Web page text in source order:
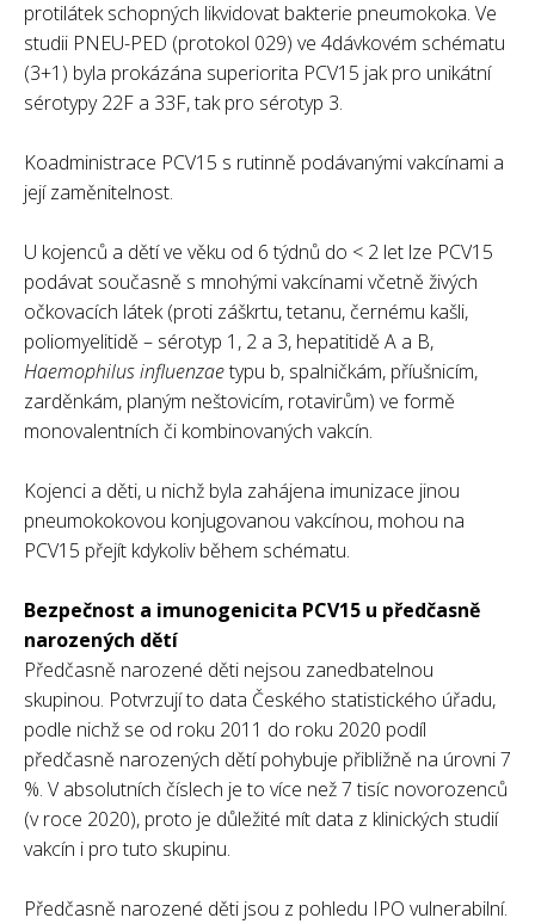
protilátek schopných likvidovat bakterie pneumokoka. Ve
studii PNEU-PED (protokol 029) ve 4dávkovém schématu
(3+1) byla prokázána superiorita PCV15 jak pro unikátní
sérotypy 22F a 33F, tak pro sérotyp 3.
Koadministrace PCV15 s rutinně podávanými vakcínami a
její zaměnitelnost.
U kojenců a dětí ve věku od 6 týdnů do < 2 let lze PCV15
podávat současně s mnohými vakcínami včetně živých
očkovacích látek (proti záškrtu, tetanu, černému kašli,
poliomyelitidě – sérotyp 1, 2 a 3, hepatitidě A a B,
Haemophilus influenzaetypu b, spalničkám, příušnicím,
zarděnkám, planým neštovicím, rotavirům) ve formě
monovalentních či kombinovaných vakcín.
Kojenci a děti, u nichž byla zahájena imunizace jinou
pneumokokovou konjugovanou vakcínou, mohou na
PCV15 přejít kdykoliv během schématu.
Bezpečnost a imunogenicita PCV15 u předčasně
narozených dětí
Předčasně narozené děti nejsou zanedbatelnou
skupinou. Potvrzují to data Českého statistického úřadu,
podle nichž se od roku 2011 do roku 2020 podíl
předčasně narozených dětí pohybuje přibližně na úrovni 7
%. V absolutních číslech je to více než 7 tisíc novorozenců
(v roce 2020), proto je důležité mít data z klinických studií
vakcín i pro tuto skupinu.
Předčasně narozené děti jsou z pohledu IPO vulnerabilní.